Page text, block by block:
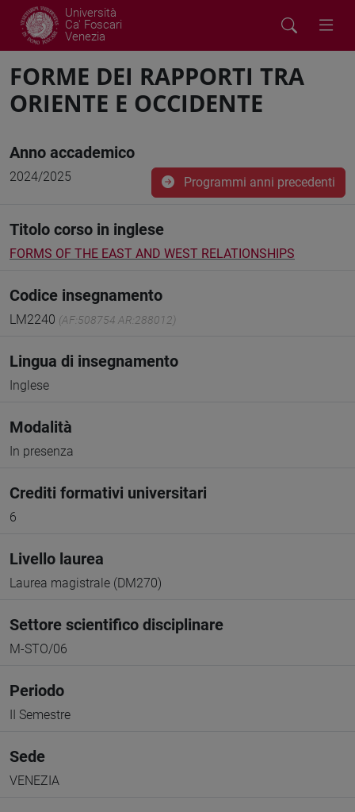
Università
Ca' Foscari
Venezia
FORME DEI RAPPORTI TRA
ORIENTE E OCCIDENTE
Anno accademico
2024/2025 Programmi anni precedenti
Titolo corso in inglese
FORMS OF THE EAST AND WEST RELATIONSHIPS
Codice insegnamento
LM2240 (AF:508754 AR:288012)
Lingua di insegnamento
Inglese
Modalità
In presenza
Crediti formativi universitari
6
Livello laurea
Laurea magistrale (DM270)
Settore scientifico disciplinare
M-STO/06
Periodo
II Semestre
Sede
VENEZIA